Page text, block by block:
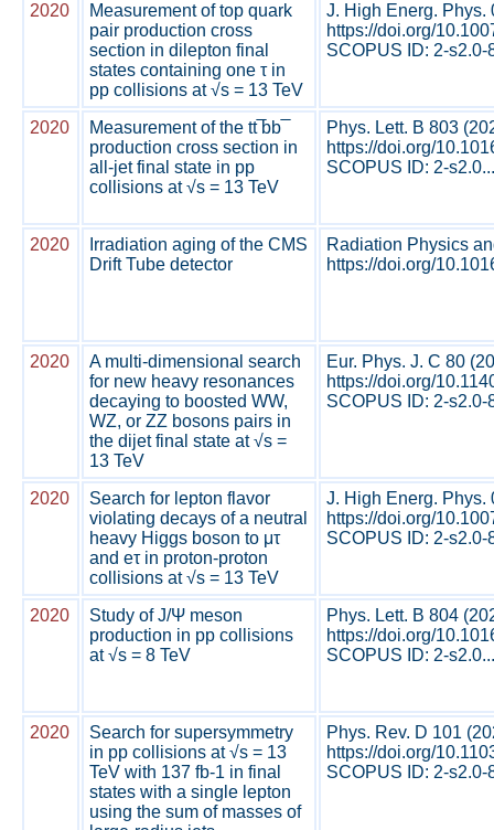
2020
Measurement of top quark
pair production cross
section in dilepton final
states containing one τ in
pp collisions at √s = 13 TeV
J. High Energ. Phys.
https://doi.org/
SCOPUS ID: 2-s2.0-
2020
Measurement of the tt ̅bb ̅
production cross section in
all-jet final state in pp
collisions at √s = 13 TeV
Phys. Lett. B 803
https://doi.org/
SCOPUS ID: 2-s2.0...
2020
Irradiation aging of the CMS
Drift Tube detector
Radiation Physics
https://doi.org/
2020
A multi-dimensional search
for new heavy resonances
decaying to boosted WW,
WZ, or ZZ bosons pairs in
the dijet final state at √s =
13 TeV
Eur. Phys. J. C 80
https://doi.org/
SCOPUS ID: 2-s2.0-
2020
Search for lepton flavor
violating decays of a neutral
heavy Higgs boson to μτ
and eτ in proton-proton
collisions at √s = 13 TeV
J. High Energ. Phys.
https://doi.org/
SCOPUS ID: 2-s2.0-
2020
Study of J/Ψ meson
production in pp collisions
at √s = 8 TeV
Phys. Lett. B 804
https://doi.org/
SCOPUS ID: 2-s2.0...
2020
Search for supersymmetry
in pp collisions at √s = 13
TeV with 137 fb-1 in final
states with a single lepton
using the sum of masses of
Phys. Rev. D 101
https://doi.org/
SCOPUS ID: 2-s2.0-